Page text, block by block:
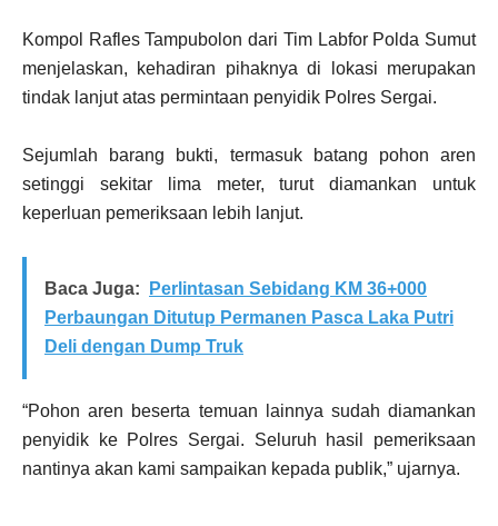
Kompol Rafles Tampubolon dari Tim Labfor Polda Sumut
menjelaskan, kehadiran pihaknya di lokasi merupakan
tindak lanjut atas permintaan penyidik Polres Sergai.
Sejumlah barang bukti, termasuk batang pohon aren
setinggi sekitar lima meter, turut diamankan untuk
keperluan pemeriksaan lebih lanjut.
Baca Juga:
Perlintasan Sebidang KM 36+000
Perbaungan Ditutup Permanen Pasca Laka Putri
Deli dengan Dump Truk
“Pohon aren beserta temuan lainnya sudah diamankan
penyidik ke Polres Sergai. Seluruh hasil pemeriksaan
nantinya akan kami sampaikan kepada publik,” ujarnya.